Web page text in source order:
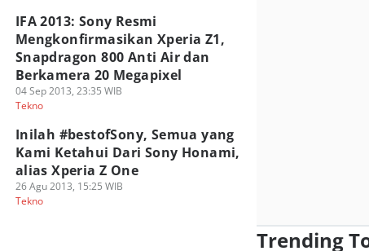
IFA 2013: Sony Resmi
Mengkonfirmasikan Xperia Z1,
Snapdragon 800 Anti Air dan
Berkamera 20 Megapixel
04 Sep 2013, 23:35 WIB
Tekno
Inilah #bestofSony, Semua yang
Kami Ketahui Dari Sony Honami,
alias Xperia Z One
26 Agu 2013, 15:25 WIB
Tekno
Trending